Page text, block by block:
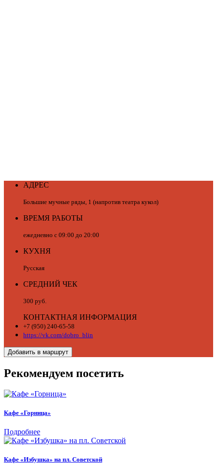
АДРЕС
Большие мучные ряды, 1 (напротив театра кукол)
ВРЕМЯ РАБОТЫ
ежедневно с 09:00 до 20:00
КУХНЯ
Русская
СРЕДНИЙ ЧЕК
300 руб.
КОНТАКТНАЯ ИНФОРМАЦИЯ
+7 (950) 240-65-58
https://vk.com/dobro_blin
Добавить в маршрут
Рекомендуем посетить
Кафе «Горница»
Подробнее
Кафе «Избушка» на пл. Советской